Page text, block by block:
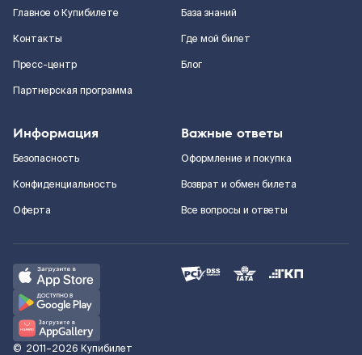
Главное о Купибилете
Контакты
Пресс-центр
Партнерская программа
База знаний
Где мой билет
Блог
Информация
Безопасность
Конфиденциальность
Оферта
Важные ответы
Оформление и покупка
Возврат и обмен билета
Все вопросы и ответы
© 2011–2026 Купибилет